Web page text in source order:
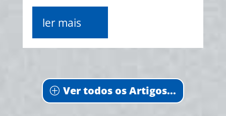
ler mais
Ver todos os Artigos...